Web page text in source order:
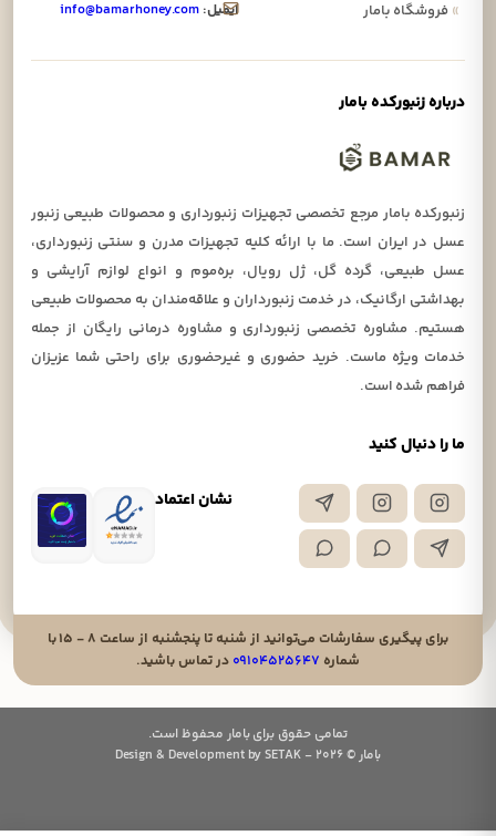
ما را دنبال کنید
نشان اعتماد
»فروشگاه بامار
ایمیل: info@bamarhoney.com
درباره زنبورکده بامار
زنبورکده بامار مرجع تخصصی تجهیزات زنبورداری و محصولات طبیعی زنبور
عسل در ایران است. ما با ارائه کلیه تجهیزات مدرن و سنتی زنبورداری،
عسل طبیعی، گرده گل، ژل رویال، بره‌موم و انواع لوازم آرایشی و
بهداشتی ارگانیک، در خدمت زنبورداران و علاقه‌مندان به محصولات طبیعی
هستیم. مشاوره تخصصی زنبورداری و مشاوره درمانی رایگان از جمله
خدمات ویژه ماست. خرید حضوری و غیرحضوری برای راحتی شما عزیزان
فراهم شده است.
برای پیگیری سفارشات می‌توانید از شنبه تا پنجشنبه از ساعت ۸ - ۱۵ با
شماره ۰۹۱۰۴۵۲۵۶۴۷در تماس باشید.
تمامی حقوق برای بامار محفوظ است.
بامار © 2026 - Design & Development by SETAK